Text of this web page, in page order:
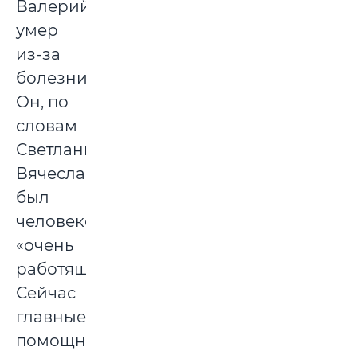
Валерий
умер
из-за
болезни.
Он, по
словам
Светланы
Вячеславовны,
был
человеком
«очень
работящим».
Сейчас
главные
помощники